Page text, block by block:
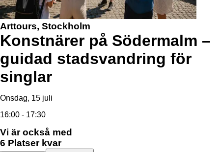
Arttours, Stockholm
Konstnärer på Södermalm –
guidad stadsvandring för
singlar
Onsdag, 15 juli
16:00 - 17:30
Vi är också med
6 Platser kvar